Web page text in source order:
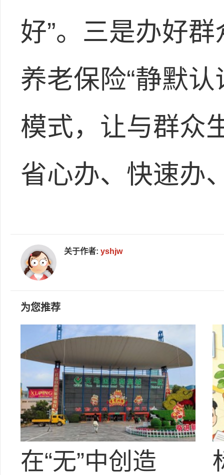
好”。三是办好
养老保险“静默认
模式，让与群众
省心办、快速办
关于作者: yshjw
为您推荐
在“无”中创造